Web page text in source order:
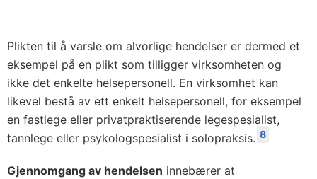
Plikten til å varsle om alvorlige hendelser er dermed et
eksempel på en plikt som tilligger virksomheten og
ikke det enkelte helsepersonell. En virksomhet kan
likevel bestå av ett enkelt helsepersonell, for eksempel
en fastlege eller privatpraktiserende legespesialist,
tannlege eller psykologspesialist i solopraksis. 8
Gjennomgang av hendelsen innebærer at